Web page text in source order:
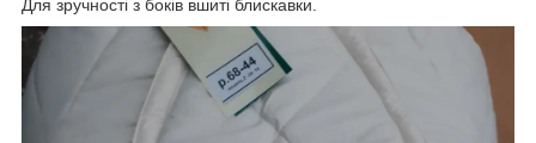
Для зручності з боків вшиті блискавки.